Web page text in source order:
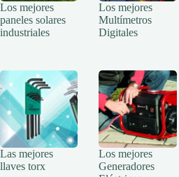
Los mejores
paneles solares
industriales
Los mejores
Multímetros
Digitales
Las mejores
llaves torx
Los mejores
Generadores